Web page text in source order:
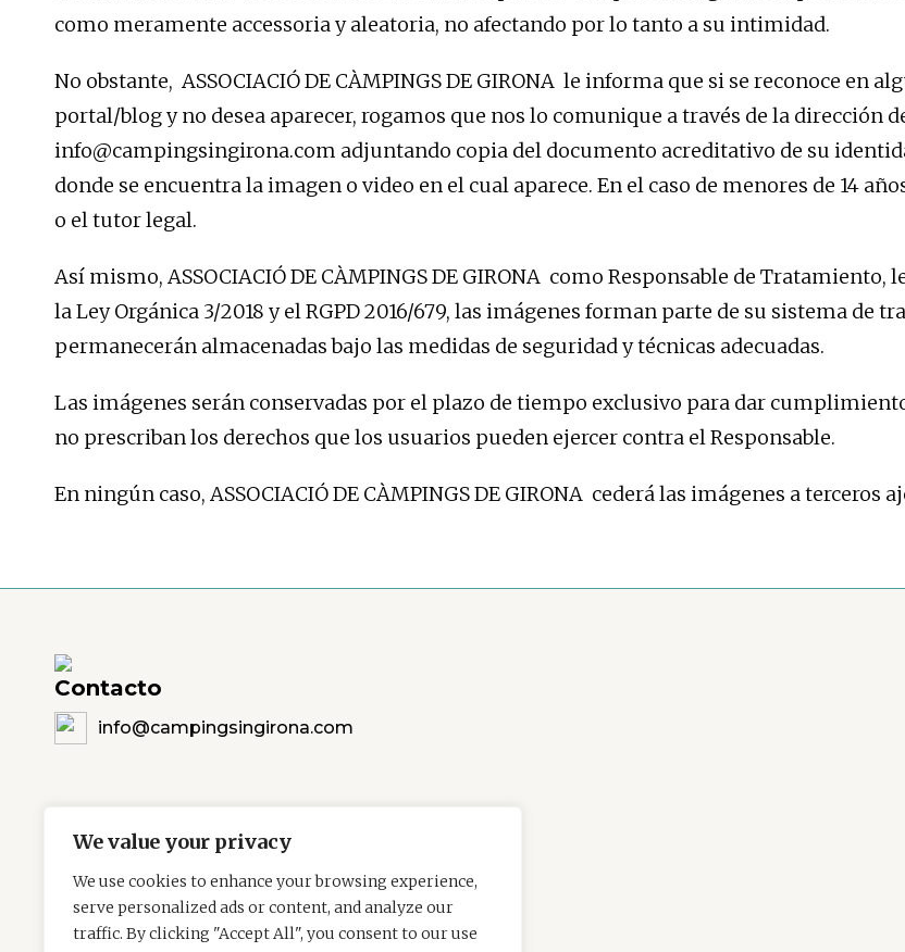
We value your privacy
We use cookies to enhance your browsing experience,
serve personalized ads or content, and analyze our
traffic. By clicking "Accept All", you consent to our use
como meramente accessoria y aleatoria, no afectando por lo tanto a su intimidad.
No obstante, ASSOCIACIÓ DE CÀMPINGS DE GIRONA le informa que si se reconoce en
portal/blog y no desea aparecer, rogamos que nos lo comunique a través de la dirección
info@campingsingirona.com adjuntando copia del documento acreditativo de su
donde se encuentra la imagen o video en el cual aparece. En el caso de menores de 14
o el tutor legal.
Así mismo, ASSOCIACIÓ DE CÀMPINGS DE GIRONA como Responsable de
la Ley Orgánica 3/2018 y el RGPD 2016/679, las imágenes forman parte de su sistema
permanecerán almacenadas bajo las medidas de seguridad y técnicas adecuadas.
Las imágenes serán conservadas por el plazo de tiempo exclusivo para dar
no prescriban los derechos que los usuarios pueden ejercer contra el Responsable.
En ningún caso, ASSOCIACIÓ DE CÀMPINGS DE GIRONA cederá las imágenes a
Contacto
info@campingsingirona.com